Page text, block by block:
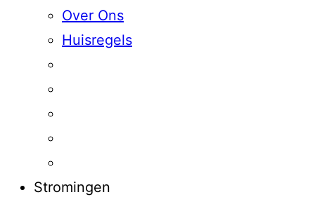
Over Ons
Huisregels
Stromingen